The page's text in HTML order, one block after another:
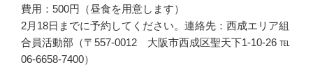
費用：500円（昼食を用意します）
2月18日までに予約してください。連絡先：西成エリア組
合員活動部（〒557-0012 大阪市西成区聖天下1-10-26 ℡
06-6658-7400）